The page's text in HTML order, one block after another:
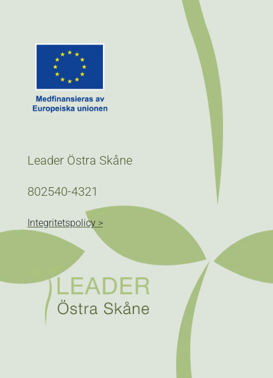
Leader Östra Skåne
802540-4321
Integritetspolicy >